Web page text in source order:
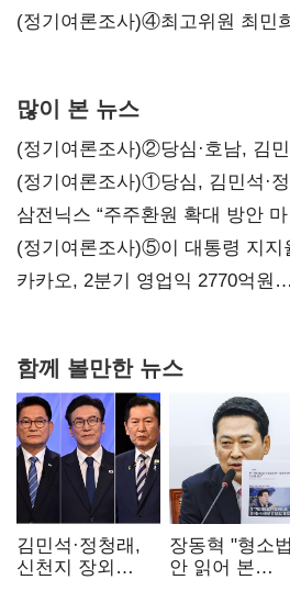
'한 자릿수'
(정기여론조사)④최고위원 최민
많이 본 뉴스
(정기여론조사)②당심·호남, 김
(정기여론조사)①당심, 김민석·
지지도 '50% 아래로'(종합)
삼전닉스 “주주환원 확대 방안
보내
(정기여론조사)⑤이 대통령 지
만에 다시 40%대
카카오, 2분기 영업익 2770억원
함께 볼만한 뉴스
김민석·정청래,
신천지 장외
장동혁 "형소
안 읽어 본